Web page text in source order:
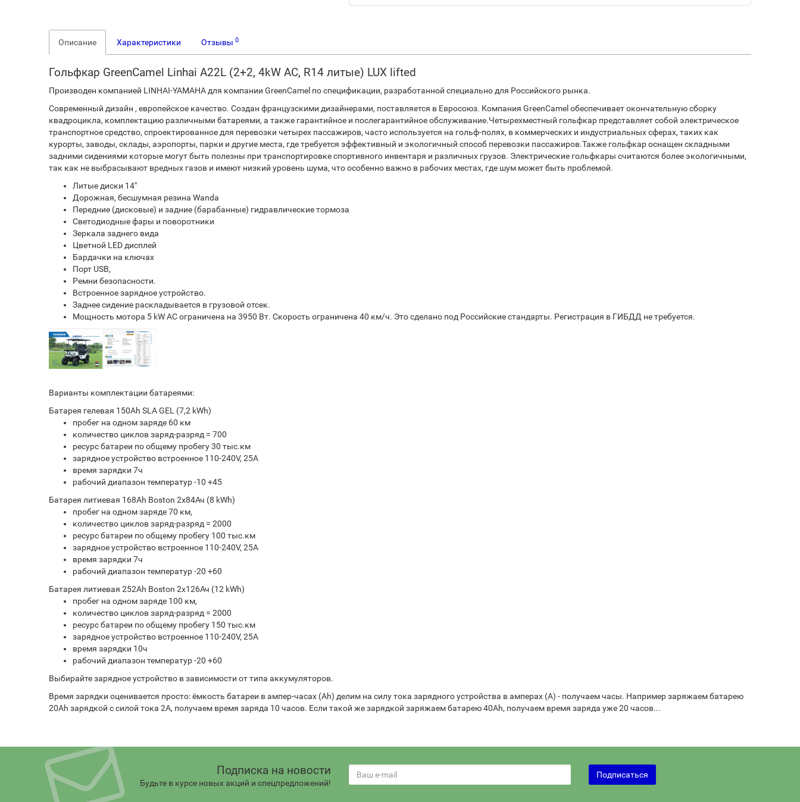
Описание Характеристики Отзывы0
Гольфкар GreenCamel Linhai A22L (2+2, 4kW AC, R14 литые) LUX lifted
Производен компанией LINHAI-YAMAHA для компании GreenCamel по спецификации, разработанной специально для Российского рынка.
Современный дизайн , европейское качество. Создан французскими дизайнерами, поставляется в Евросоюз. Компания GreenCamel обеспечивает окончательную сборку
квадроцикла, комплектацию различными батареями, а также гарантийное и послегарантийное обслуживание.Четырехместный гольфкар представляет собой электрическое
транспортное средство, спроектированное для перевозки четырех пассажиров, часто используется на гольф-полях, в коммерческих и индустриальных сферах, таких как
курорты, заводы, склады, аэропорты, парки и другие места, где требуется эффективный и экологичный способ перевозки пассажиров.Также гольфкар оснащен складными
задними сидениями которые могут быть полезны при транспортировке спортивного инвентаря и различных грузов. Электрические гольфкары считаются более экологичными,
так как не выбрасывают вредных газов и имеют низкий уровень шума, что особенно важно в рабочих местах, где шум может быть проблемой.
Литые диски 14″
Дорожная, бесшумная резина Wanda
Передние (дисковые) и задние (барабанные) гидравлические тормоза
Светодиодные фары и поворотники
Зеркала заднего вида
Цветной LED дисплей
Бардачки на ключах
Порт USB,
Ремни безопасности.
Встроенное зарядное устройство.
Заднее сидение раскладывается в грузовой отсек.
Мощность мотора 5 kW AC ограничена на 3950 Вт. Скорость ограничена 40 км/ч. Это сделано под Российские стандарты. Регистрация в ГИБДД не требуется.
Варианты комплектации батареями:
Батарея гелевая 150Ah SLA GEL (7,2 kWh)
пробег на одном заряде 60 км
количество циклов заряд-разряд = 700
ресурс батареи по общему пробегу 30 тыс.км
зарядное устройство встроенное 110-240V, 25A
время зарядки 7ч
рабочий диапазон температур -10 +45
Батарея литиевая 168Ah Boston 2х84Ач (8 kWh)
пробег на одном заряде 70 км,
количество циклов заряд-разряд = 2000
ресурс батареи по общему пробегу 100 тыс.км
зарядное устройство встроенное 110-240V, 25A
время зарядки 7ч
рабочий диапазон температур -20 +60
Батарея литиевая 252Ah Boston 2х126Ач (12 kWh)
пробег на одном заряде 100 км,
количество циклов заряд-разряд = 2000
ресурс батареи по общему пробегу 150 тыс.км
зарядное устройство встроенное 110-240V, 25A
время зарядки 10ч
рабочий диапазон температур -20 +60
Выбирайте зарядное устройство в зависимости от типа аккумуляторов.
Время зарядки оценивается просто: ёмкость батареи в ампер-часах (Ah) делим на силу тока зарядного устройства в амперах (А) - получаем часы. Например заряжаем батарею
20Ah зарядкой с силой тока 2А, получаем время заряда 10 часов. Если такой же зарядкой заряжаем батарею 40Ah, получаем время заряда уже 20 часов...
Подписка на новости
Будьте в курсе новых акций и спецпредложений!
Подписаться